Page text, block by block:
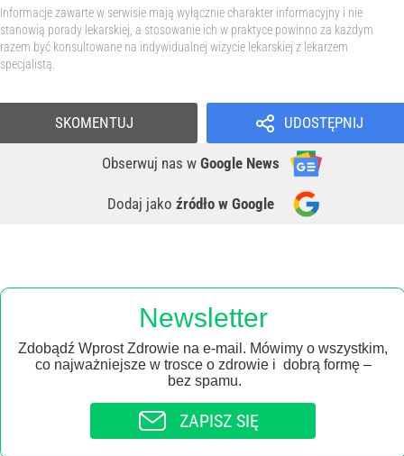
Informacje zawarte w serwisie mają wyłącznie charakter informacyjny i nie
stanowią porady lekarskiej, a stosowanie ich w praktyce powinno za każdym
razem być konsultowane na indywidualnej wizycie lekarskiej z lekarzem
specjalistą.
UDOSTĘPNIJ
Obserwuj nas w Google News
Dodaj jako źródło w Google
SKOMENTUJ
Newsletter
Zdobądź Wprost Zdrowie na e-mail. Mówimy o wszystkim,
co najważniejsze w trosce o zdrowie i dobrą formę –
bez spamu.
ZAPISZ SIĘ